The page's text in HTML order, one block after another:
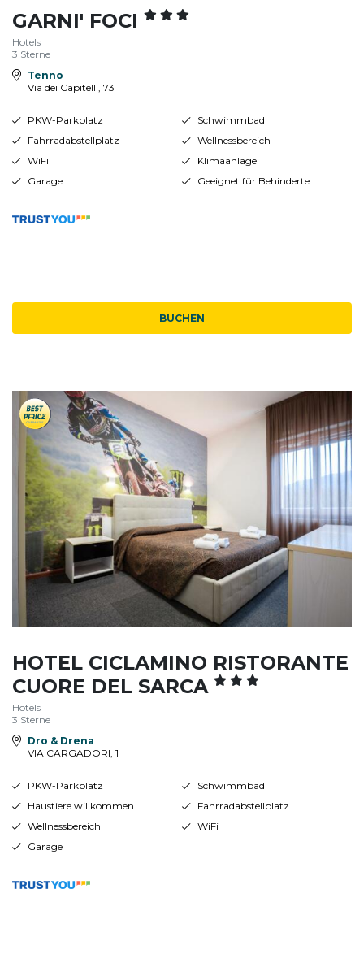
GARNI' FOCI
Hotels
3 Sterne
Tenno
Via dei Capitelli, 73
PKW-Parkplatz
Schwimmbad
Fahrradabstellplatz
Wellnessbereich
WiFi
Klimaanlage
Garage
Geeignet für Behinderte
BUCHEN
HOTEL CICLAMINO RISTORANTE
CUORE DEL SARCA
Hotels
3 Sterne
Dro & Drena
VIA CARGADORI, 1
PKW-Parkplatz
Schwimmbad
Haustiere willkommen
Fahrradabstellplatz
Wellnessbereich
WiFi
Garage